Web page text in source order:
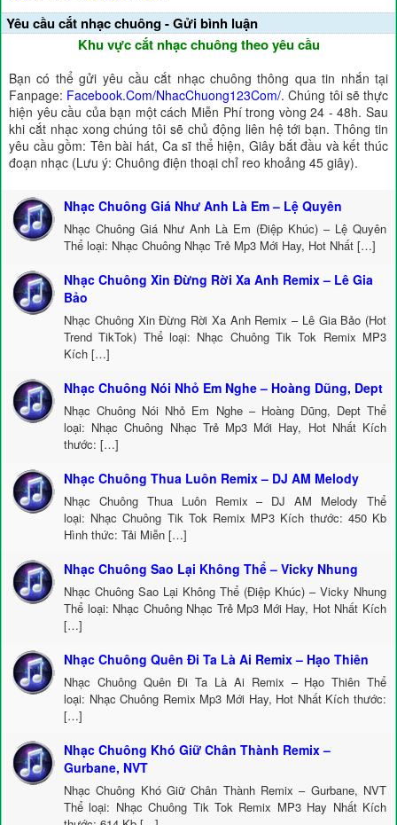
Yêu cầu cắt nhạc chuông - Gửi bình luận
Khu vực cắt nhạc chuông theo yêu cầu
Bạn có thể gửi yêu cầu cắt nhạc chuông thông qua tin nhắn tại
Fanpage: Facebook.Com/NhacChuong123Com/. Chúng tôi sẽ thực
hiện yêu cầu của bạn một cách Miễn Phí trong vòng 24 - 48h. Sau
khi cắt nhạc xong chúng tôi sẽ chủ động liên hệ tới bạn. Thông tin
yêu cầu gồm: Tên bài hát, Ca sĩ thể hiện, Giây bắt đầu và kết thúc
đoạn nhạc (Lưu ý: Chuông điện thoại chỉ reo khoảng 45 giây).
Nhạc Chuông Giá Như Anh Là Em – Lệ Quyên
Nhạc Chuông Giá Như Anh Là Em (Điệp Khúc) – Lệ Quyên
Thể loại: Nhạc Chuông Nhạc Trẻ Mp3 Mới Hay, Hot Nhất […]
Nhạc Chuông Xin Đừng Rời Xa Anh Remix – Lê Gia
Bảo
Nhạc Chuông Xin Đừng Rời Xa Anh Remix – Lê Gia Bảo (Hot
Trend TikTok) Thể loại: Nhạc Chuông Tik Tok Remix MP3
Kích […]
Nhạc Chuông Nói Nhỏ Em Nghe – Hoàng Dũng, Dept
Nhạc Chuông Nói Nhỏ Em Nghe – Hoàng Dũng, Dept Thể
loại: Nhạc Chuông Nhạc Trẻ Mp3 Mới Hay, Hot Nhất Kích
thước: […]
Nhạc Chuông Thua Luôn Remix – DJ AM Melody
Nhạc Chuông Thua Luôn Remix – DJ AM Melody Thể
loại: Nhạc Chuông Tik Tok Remix MP3 Kích thước: 450 Kb
Hình thức: Tải Miễn […]
Nhạc Chuông Sao Lại Không Thể – Vicky Nhung
Nhạc Chuông Sao Lại Không Thể (Điệp Khúc) – Vicky Nhung
Thể loại: Nhạc Chuông Nhạc Trẻ Mp3 Mới Hay, Hot Nhất Kích
[…]
Nhạc Chuông Quên Đi Ta Là Ai Remix – Hạo Thiên
Nhạc Chuông Quên Đi Ta Là Ai Remix – Hạo Thiên Thể
loại: Nhạc Chuông Remix Mp3 Mới Hay, Hot Nhất Kích thước:
[…]
Nhạc Chuông Khó Giữ Chân Thành Remix –
Gurbane, NVT
Nhạc Chuông Khó Giữ Chân Thành Remix – Gurbane, NVT
Thể loại: Nhạc Chuông Tik Tok Remix MP3 Hay Nhất Kích